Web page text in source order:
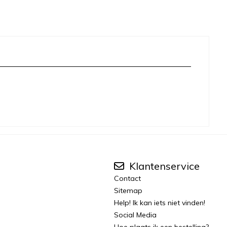
Klantenservice
Contact
Sitemap
Help! Ik kan iets niet vinden!
Social Media